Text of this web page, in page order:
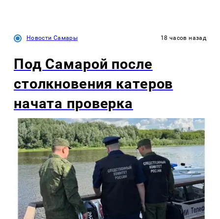
Новости Самары 18 часов назад
Под Самарой после
столкновения катеров
начата проверка